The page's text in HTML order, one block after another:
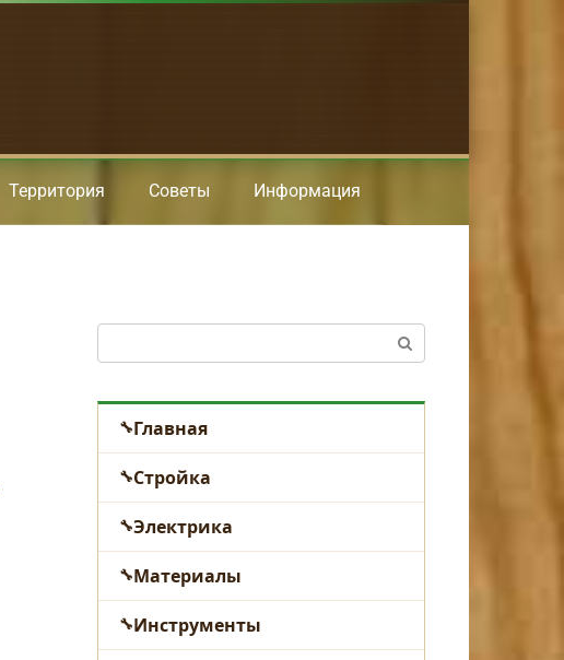
Территория Советы Информация
Главная
Стройка
Электрика
Материалы
Инструменты